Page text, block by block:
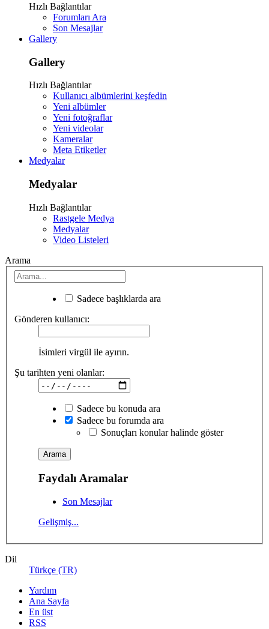
Hızlı Bağlantılar
Forumları Ara
Son Mesajlar
Gallery
Gallery
Hızlı Bağlantılar
Kullanıcı albümlerini keşfedin
Yeni albümler
Yeni fotoğraflar
Yeni videolar
Kameralar
Meta Etiketler
Medyalar
Medyalar
Hızlı Bağlantılar
Rastgele Medya
Medyalar
Video Listeleri
Arama
Sadece başlıklarda ara
Gönderen kullanıcı:
İsimleri virgül ile ayırın.
Şu tarihten yeni olanlar:
Sadece bu konuda ara
Sadece bu forumda ara
Sonuçları konular halinde göster
Faydalı Aramalar
Son Mesajlar
Gelişmiş...
Dil
Türkçe (TR)
Yardım
Ana Sayfa
En üst
RSS